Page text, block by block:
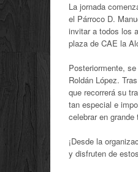
La jornada
el Párroco D.
invitar a todos los
plaza de CAE la
Posteriormente,
Roldán López.
que recorrerá su
tan especial e
celebrar en
¡Desde la
y disfruten de